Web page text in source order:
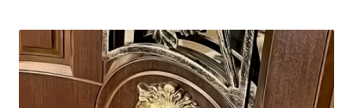
качество, долговечность и стильный дизайн. Мы выбираем
качественные комплектующие и материалы отделки и даем
гарантию на двери, установленные нашими специалистами.